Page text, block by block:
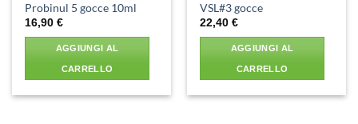
Probinul 5 gocce 10ml
16,90€
AGGIUNGI AL
CARRELLO
VSL#3 gocce
22,40€
AGGIUNGI AL
CARRELLO